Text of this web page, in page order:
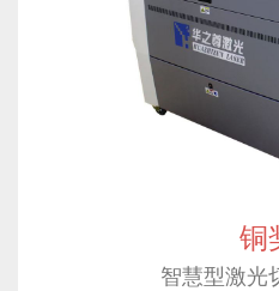
铜
智慧型激光